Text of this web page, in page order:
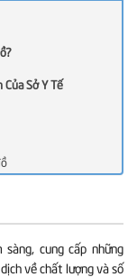
Sở Y Tế
cung cấp những
về chất lượng và số